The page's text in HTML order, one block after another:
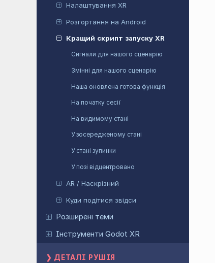
Налаштування XR
Розгортання на Android
Кращий скрипт запуску XR
Сигнали для нашого сценарію
Змінні для нашого сценарію
Наша оновлена готова функція
На початку сесії
На видимому стані
У зосередженому стані
У стані зупинки
У позі відцентровано
AR / Наскрізний
Куди подітися звідси
Розширені теми
Інструменти Godot XR
ДЕТАЛІ РУШІЯ